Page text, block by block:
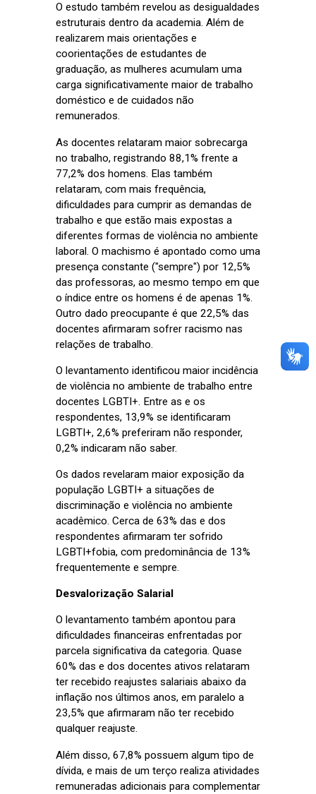
O estudo também revelou as desigualdades
estruturais dentro da academia. Além de
realizarem mais orientações e
coorientações de estudantes de
graduação, as mulheres acumulam uma
carga significativamente maior de trabalho
doméstico e de cuidados não
remunerados.
As docentes relataram maior sobrecarga
no trabalho, registrando 88,1% frente a
77,2% dos homens. Elas também
relataram, com mais frequência,
dificuldades para cumprir as demandas de
trabalho e que estão mais expostas a
diferentes formas de violência no ambiente
laboral. O machismo é apontado como uma
presença constante ("sempre") por 12,5%
das professoras, ao mesmo tempo em que
o índice entre os homens é de apenas 1%.
Outro dado preocupante é que 22,5% das
docentes afirmaram sofrer racismo nas
relações de trabalho.
O levantamento identificou maior incidência
de violência no ambiente de trabalho entre
docentes LGBTI+. Entre as e os
respondentes, 13,9% se identificaram
LGBTI+, 2,6% preferiram não responder,
0,2% indicaram não saber.
Os dados revelaram maior exposição da
população LGBTI+ a situações de
discriminação e violência no ambiente
acadêmico. Cerca de 63% das e dos
respondentes afirmaram ter sofrido
LGBTI+fobia, com predominância de 13%
frequentemente e sempre.
Desvalorização Salarial
O levantamento também apontou para
dificuldades financeiras enfrentadas por
parcela significativa da categoria. Quase
60% das e dos docentes ativos relataram
ter recebido reajustes salariais abaixo da
inflação nos últimos anos, em paralelo a
23,5% que afirmaram não ter recebido
qualquer reajuste.
Além disso, 67,8% possuem algum tipo de
dívida, e mais de um terço realiza atividades
remuneradas adicionais para complementar